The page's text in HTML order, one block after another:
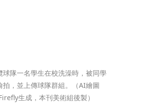
球隊一名學生在校洗澡時，被同學
拍，並上傳球隊群組。（AI繪圖
生成，本刊美術組後製）